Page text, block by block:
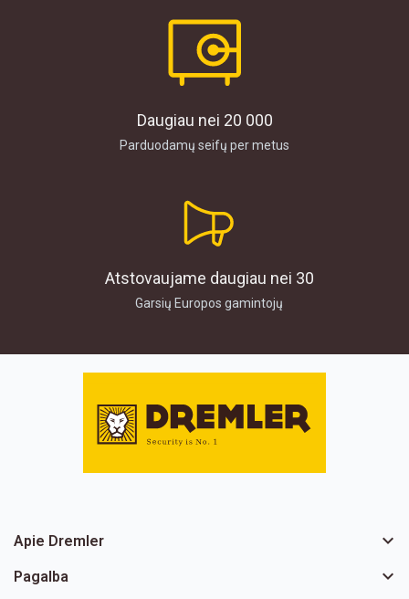
Daugiau nei 20 000
Parduodamų seifų per metus
Atstovaujame daugiau nei 30
Garsių Europos gamintojų
Apie Dremler 
Pagalba 